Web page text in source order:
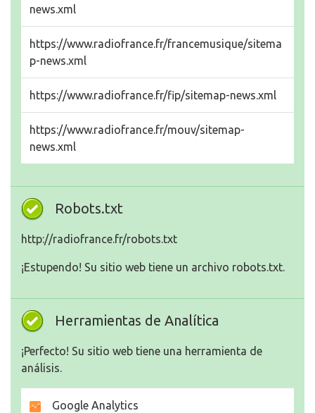
news.xml
https://www.radiofrance.fr/francemusique/sitema
p-news.xml
https://www.radiofrance.fr/fip/sitemap-news.xml
https://www.radiofrance.fr/mouv/sitemap-
news.xml
Robots.txt
http://radiofrance.fr/robots.txt
¡Estupendo! Su sitio web tiene un archivo robots.txt.
Herramientas de Analítica
¡Perfecto! Su sitio web tiene una herramienta de
análisis.
Google Analytics